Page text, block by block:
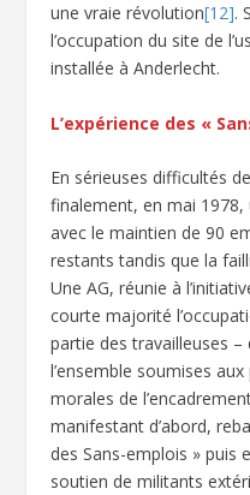
une vraie révolution[12].
l’occupation du site de
installée à Anderlecht.
L’expérience des «
En sérieuses difficultés
finalement, en mai
avec le maintien de 90
restants tandis que la
Une AG, réunie à
courte majorité
partie des travailleuses
l’ensemble soumises
morales de
manifestant d’abord,
des Sans-emplois » puis
soutien de militants